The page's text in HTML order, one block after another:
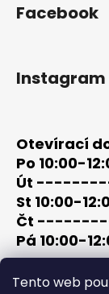
Tento web
Facebook
Instagram
Otevírací
Po 10:00-
Út
St 10:00-
Čt
Pá 10:00-
tel: +420